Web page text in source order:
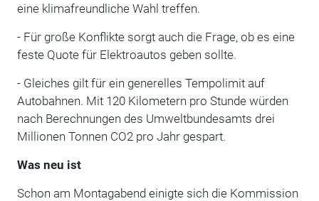
eine klimafreundliche Wahl treffen.
- Für große Konflikte sorgt auch die Frage, ob es eine
feste Quote für Elektroautos geben sollte.
- Gleiches gilt für ein generelles Tempolimit auf
Autobahnen. Mit 120 Kilometern pro Stunde würden
nach Berechnungen des Umweltbundesamts drei
Millionen Tonnen CO2 pro Jahr gespart.
Was neu ist
Schon am Montagabend einigte sich die Kommission